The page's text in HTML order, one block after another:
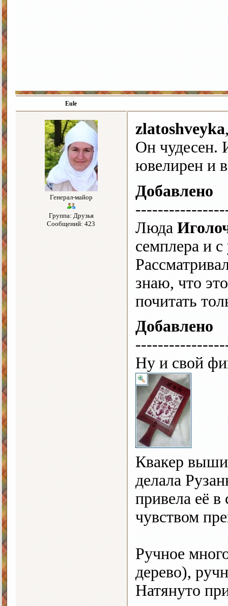
Eule
Генерал-майор
Группа: Друзья
Сообщений: 423
zlatoshveyka
Он чудесен.
ювелирен и
Добавлено
Люда
семплера и
знаю, что
почитать
Добавлено
Ну и свой
Квакер
делала
привела её
чувством
Ручное
дерево),
Натянуто